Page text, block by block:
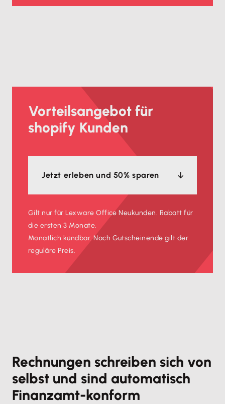
Vorteilsangebot für
shopify Kunden
Jetzt erleben und 50% sparen
Gilt nur für Lexware Office Neukunden. Rabatt für
die ersten 3 Monate.
Monatlich kündbar. Nach Gutscheinende gilt der
reguläre Preis.
Rechnungen schreiben sich von
selbst und sind automatisch
Finanzamt-konform